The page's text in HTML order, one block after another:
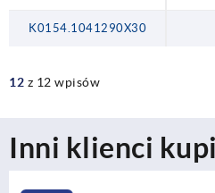
K0154.1041290X30
12 z 12 wpisów
Inni klienci